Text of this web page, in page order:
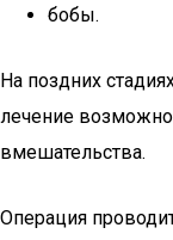
бобы.
На поздних
лечение
вмешательства.
Операция